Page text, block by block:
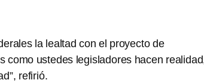
la lealtad con el proyecto de
como ustedes legisladores hacen
refirió.